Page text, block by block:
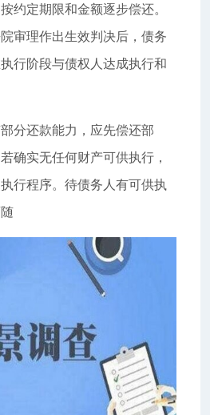
约定期限和金额逐步偿还。
审理作出生效判决后，债务
行阶段与债权人达成执行和
分还款能力，应先偿还部
确实无任何财产可供执行，
行程序。待债务人有可供执